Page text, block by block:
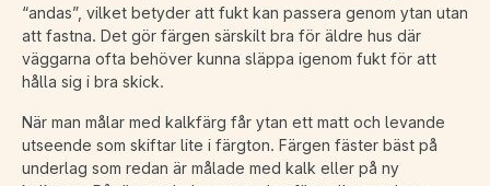
“andas”, vilket betyder att fukt kan passera genom ytan utan
att fastna. Det gör färgen särskilt bra för äldre hus där
väggarna ofta behöver kunna släppa igenom fukt för att
hålla sig i bra skick.
När man målar med kalkfärg får ytan ett matt och levande
utseende som skiftar lite i färgton. Färgen fäster bäst på
underlag som redan är målade med kalk eller på ny